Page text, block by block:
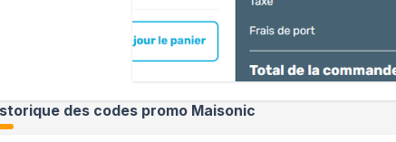
des codes promo Maisonic